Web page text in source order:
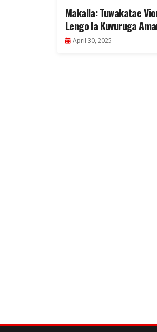
Makalla: Tuwakatae
Lengo la Kuvuruga
April 30, 2025